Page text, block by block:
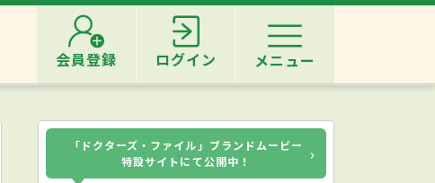
会員登録 ログイン メニュー
「ドクターズ・ファイル」ブランドムービー
特設サイトにて公開中！
›